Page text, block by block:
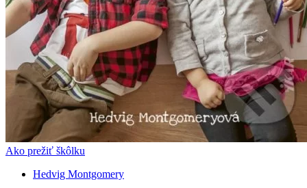
Ako prežiť škôlku
Hedvig Montgomery